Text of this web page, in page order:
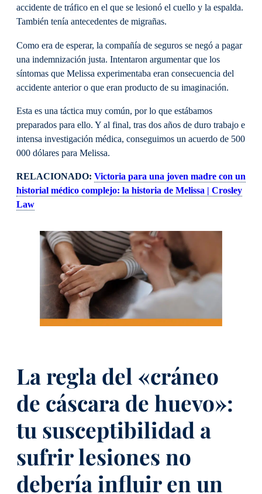
accidente de tráfico en el que se lesionó el cuello y la espalda.
También tenía antecedentes de migrañas.
Como era de esperar, la compañía de seguros se negó a pagar
una indemnización justa. Intentaron argumentar que los
síntomas que Melissa experimentaba eran consecuencia del
accidente anterior o que eran producto de su imaginación.
Esta es una táctica muy común, por lo que estábamos
preparados para ello. Y al final, tras dos años de duro trabajo e
intensa investigación médica, conseguimos un acuerdo de 500
000 dólares para Melissa.
RELACIONADO: Victoria para una joven madre con un
historial médico complejo: la historia de Melissa | Crosley
Law
La regla del «cráneo
de cáscara de huevo»:
tu susceptibilidad a
sufrir lesiones no
debería influir en un